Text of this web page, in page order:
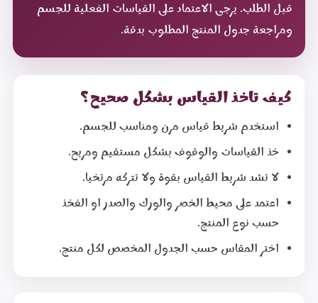
قبل الطلب. يرجى الاعتماد على القياسات الفعلية للجسم
ومراجعة جدول المنتج المطلوب بدقة.
كيف تاخذ القياس بشكل صحيح؟
استخدم شريط قياس مرن ومناسب للجسم.
خذ القياسات والوقوف بشكل مستقيم ومريح.
لا تشد شريط القياس بقوة ولا تتركه مرتخيا.
اعتمد على محيط الخصر والورك والصدر او الفخذ
حسب نوع المنتج.
اختر المقاس حسب الجدول المخصص لكل منتج.